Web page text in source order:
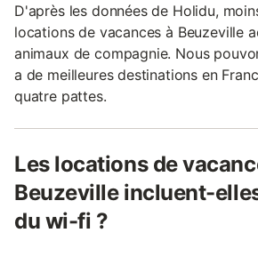
D'après les données de Holidu,
locations de vacances à Beuzeville
animaux de compagnie. Nous
a de meilleures destinations en
quatre pattes.
Les locations de
Beuzeville incluent-
du wi-fi ?